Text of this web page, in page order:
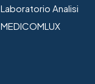
Laboratorio Analisi
MEDICOMLUX